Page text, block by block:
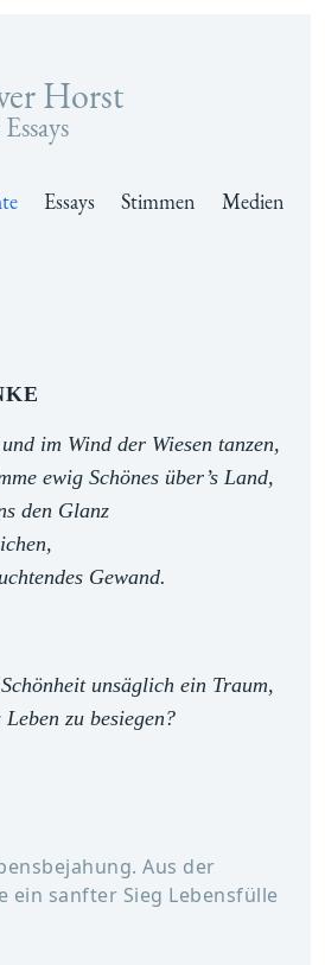
Horst
Essays
Essays Stimmen
Medien
im Wind der Wiesen tanzen,
ewig Schönes über’s Land,
den Glanz
Gewand.
unsäglich ein Traum,
zu besiegen?
Aus der
ein sanfter Sieg Lebensfülle